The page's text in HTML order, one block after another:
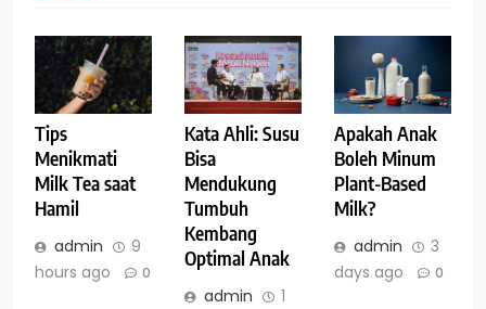
Tips
Menikmati
Milk Tea saat
Hamil
admin
9
hours ago
0
Kata Ahli: Susu
Bisa
Mendukung
Tumbuh
Kembang
Optimal Anak
admin
1
Apakah Anak
Boleh Minum
Plant-Based
Milk?
admin
3
days ago
0